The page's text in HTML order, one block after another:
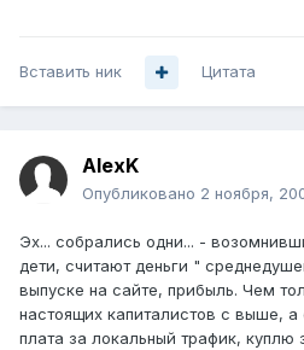
Вставить ник Цитата
AlexK
Опубликовано 2 ноября,
Эх... собрались одни... -
дети, считают деньги "
выпуске на сайте, прибыль. Чем
настоящих капиталистов с выше, а
плата за локальный трафик, куплю